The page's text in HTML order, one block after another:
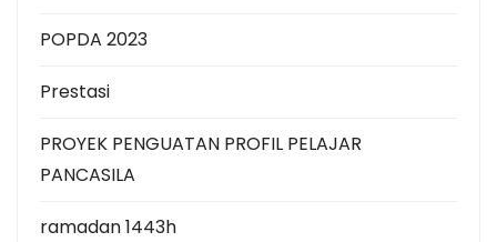
POPDA 2023
Prestasi
PROYEK PENGUATAN PROFIL PELAJAR
PANCASILA
ramadan 1443h